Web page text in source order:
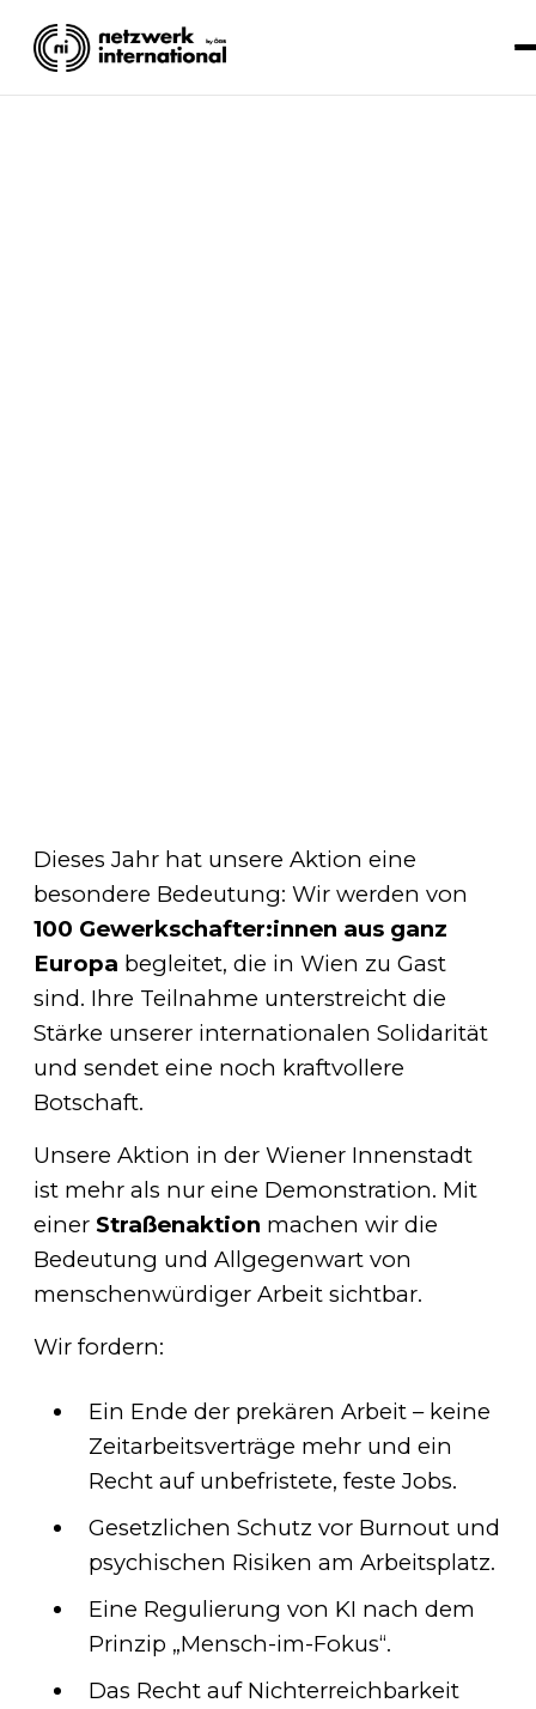
Dieses Jahr hat unsere Aktion eine
besondere Bedeutung: Wir werden von
100 Gewerkschafter:innen aus ganz
Europa begleitet, die in Wien zu Gast
sind. Ihre Teilnahme unterstreicht die
Stärke unserer internationalen Solidarität
und sendet eine noch kraftvollere
Botschaft.
Unsere Aktion in der Wiener Innenstadt
ist mehr als nur eine Demonstration. Mit
einerStraßenaktion machen wir die
Bedeutung und Allgegenwart von
menschenwürdiger Arbeit sichtbar.
Wir fordern:
Ein Ende der prekären Arbeit – keine
Zeitarbeitsverträge mehr und ein
Recht auf unbefristete, feste Jobs.
Gesetzlichen Schutz vor Burnout und
psychischen Risiken am Arbeitsplatz.
Eine Regulierung von KI nach dem
Prinzip „Mensch-im-Fokus“.
Das Recht auf Nichterreichbarkeit